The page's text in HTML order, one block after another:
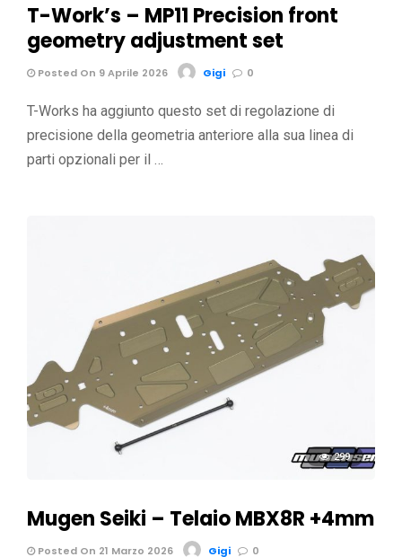
T-Work’s – MP11 Precision front
geometry adjustment set
Posted On 9 Aprile 2026 Gigi 0
T-Works ha aggiunto questo set di regolazione di
precisione della geometria anteriore alla sua linea di
parti opzionali per il …
299
Mugen Seiki – Telaio MBX8R +4mm
Posted On 21 Marzo 2026 Gigi 0